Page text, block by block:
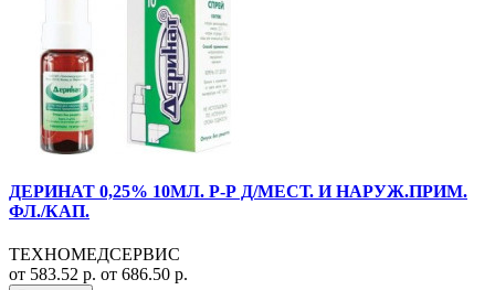
ДЕРИНАТ 0,25% 10МЛ. Р-Р Д/МЕСТ. И НАРУЖ.ПРИМ.
ФЛ./КАП.
ТЕХНОМЕДСЕРВИС
от 583.52 р. от 686.50 р.